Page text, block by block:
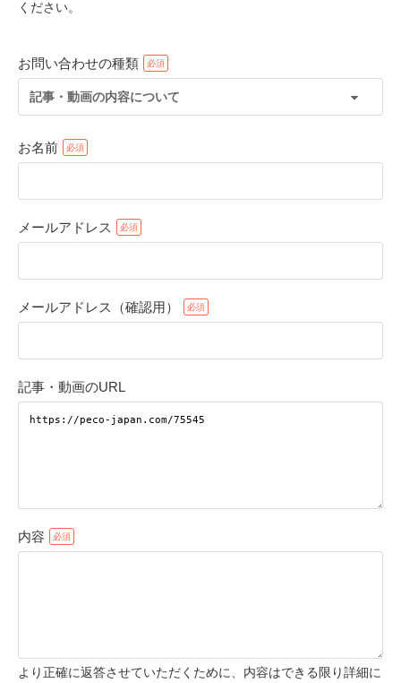
ください。
お問い合わせの種類
記事・動画の内容について
お名前
メールアドレス
メールアドレス（確認用）
記事・動画のURL
内容
より正確に返答させていただくために、内容はできる限り詳細に
アプリで開く